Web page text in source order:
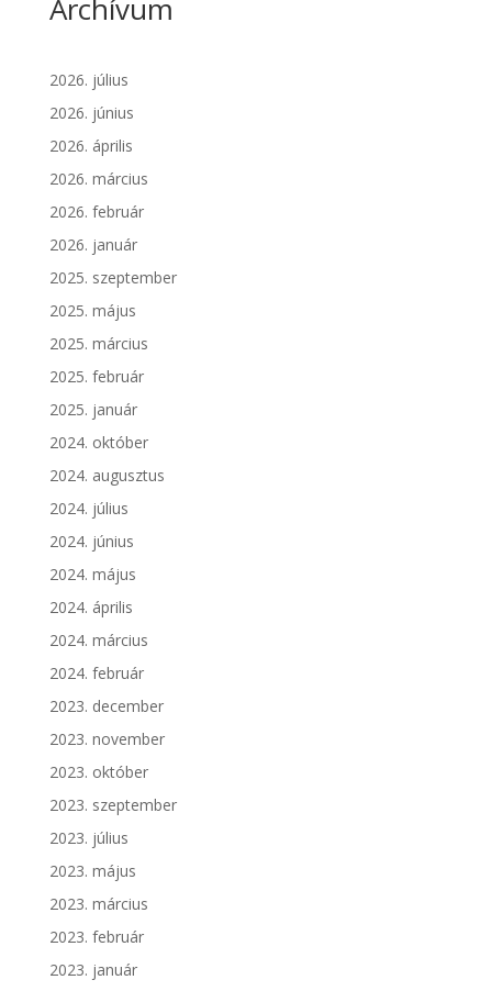
Archívum
2026. július
2026. június
2026. április
2026. március
2026. február
2026. január
2025. szeptember
2025. május
2025. március
2025. február
2025. január
2024. október
2024. augusztus
2024. július
2024. június
2024. május
2024. április
2024. március
2024. február
2023. december
2023. november
2023. október
2023. szeptember
2023. július
2023. május
2023. március
2023. február
2023. január